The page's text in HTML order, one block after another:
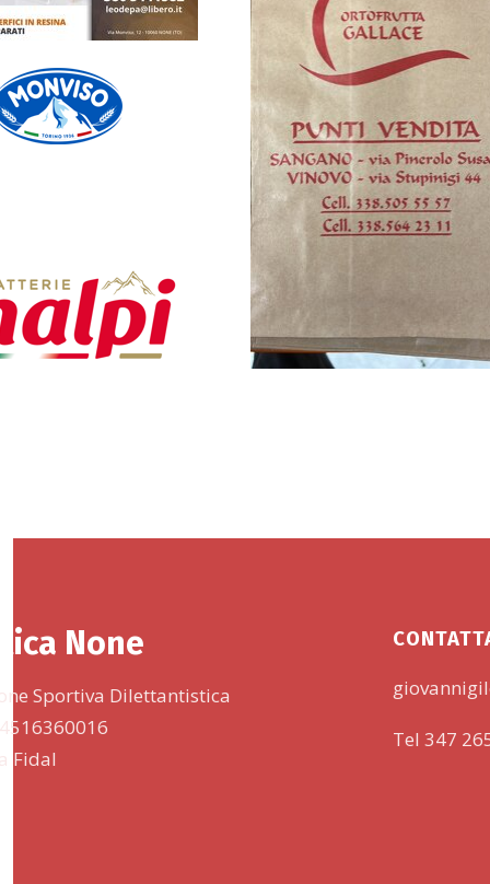
None
Sportiva Dilettantistica
Fidal
Tel 347